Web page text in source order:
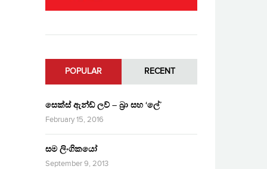
POPULAR RECENT
සෙක්ස් ඇන්ඩ් ලව් – බ්‍රා සහ ‘ලේ’
February 15, 2016
සම ලිංගිකයෝ
September 9, 2013